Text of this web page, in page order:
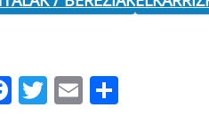
Facebook
Twitter
Email